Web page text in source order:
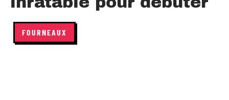
FOURNEAUX